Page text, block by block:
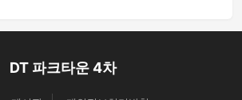
DT 파크타운 4차